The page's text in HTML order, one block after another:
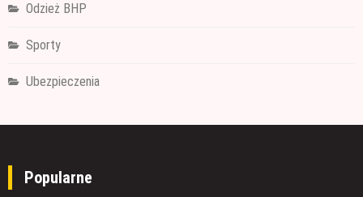
Odzież BHP
Sporty
Ubezpieczenia
Popularne